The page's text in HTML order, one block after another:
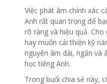
Việc phát âm chính xác
Anh rất quan trọng để
rõ ràng và hiệu quả.
hay muốn cải thiện kỹ
nguyên âm dài, ngắn và
học tiếng Anh.
Trong buổi chia sẻ này,